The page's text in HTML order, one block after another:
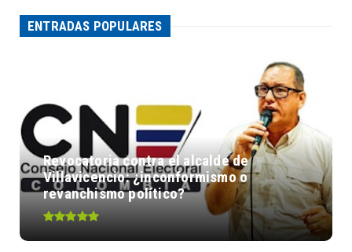
ENTRADAS POPULARES
Revocatoria contra el alcalde de
Villavicencio: ¿inconformismo o
revanchismo político?